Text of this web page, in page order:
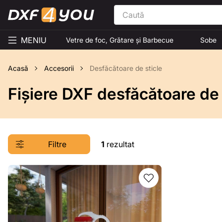
MENIU Vetre de foc, Grătare și Barbecue Sobe
Acasă Accesorii Desfăcătoare de sticle
Fișiere DXF desfăcătoare
Filtre 1 rezultat